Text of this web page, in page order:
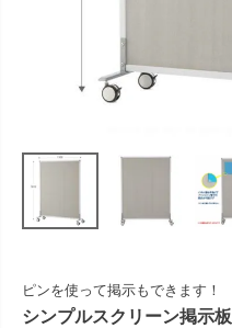
ピンを使って掲示もできます！
シンプルスクリーン掲示板